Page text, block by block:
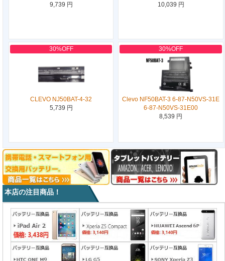
9,739 円
10,039 円
30%OFF
CLEVO NJ50BAT-4-32
5,739 円
30%OFF
Clevo NF50BAT-3 6-87-N50VS-31E
6-87-N50VS-31E00
8,539 円
本店の注目商品！